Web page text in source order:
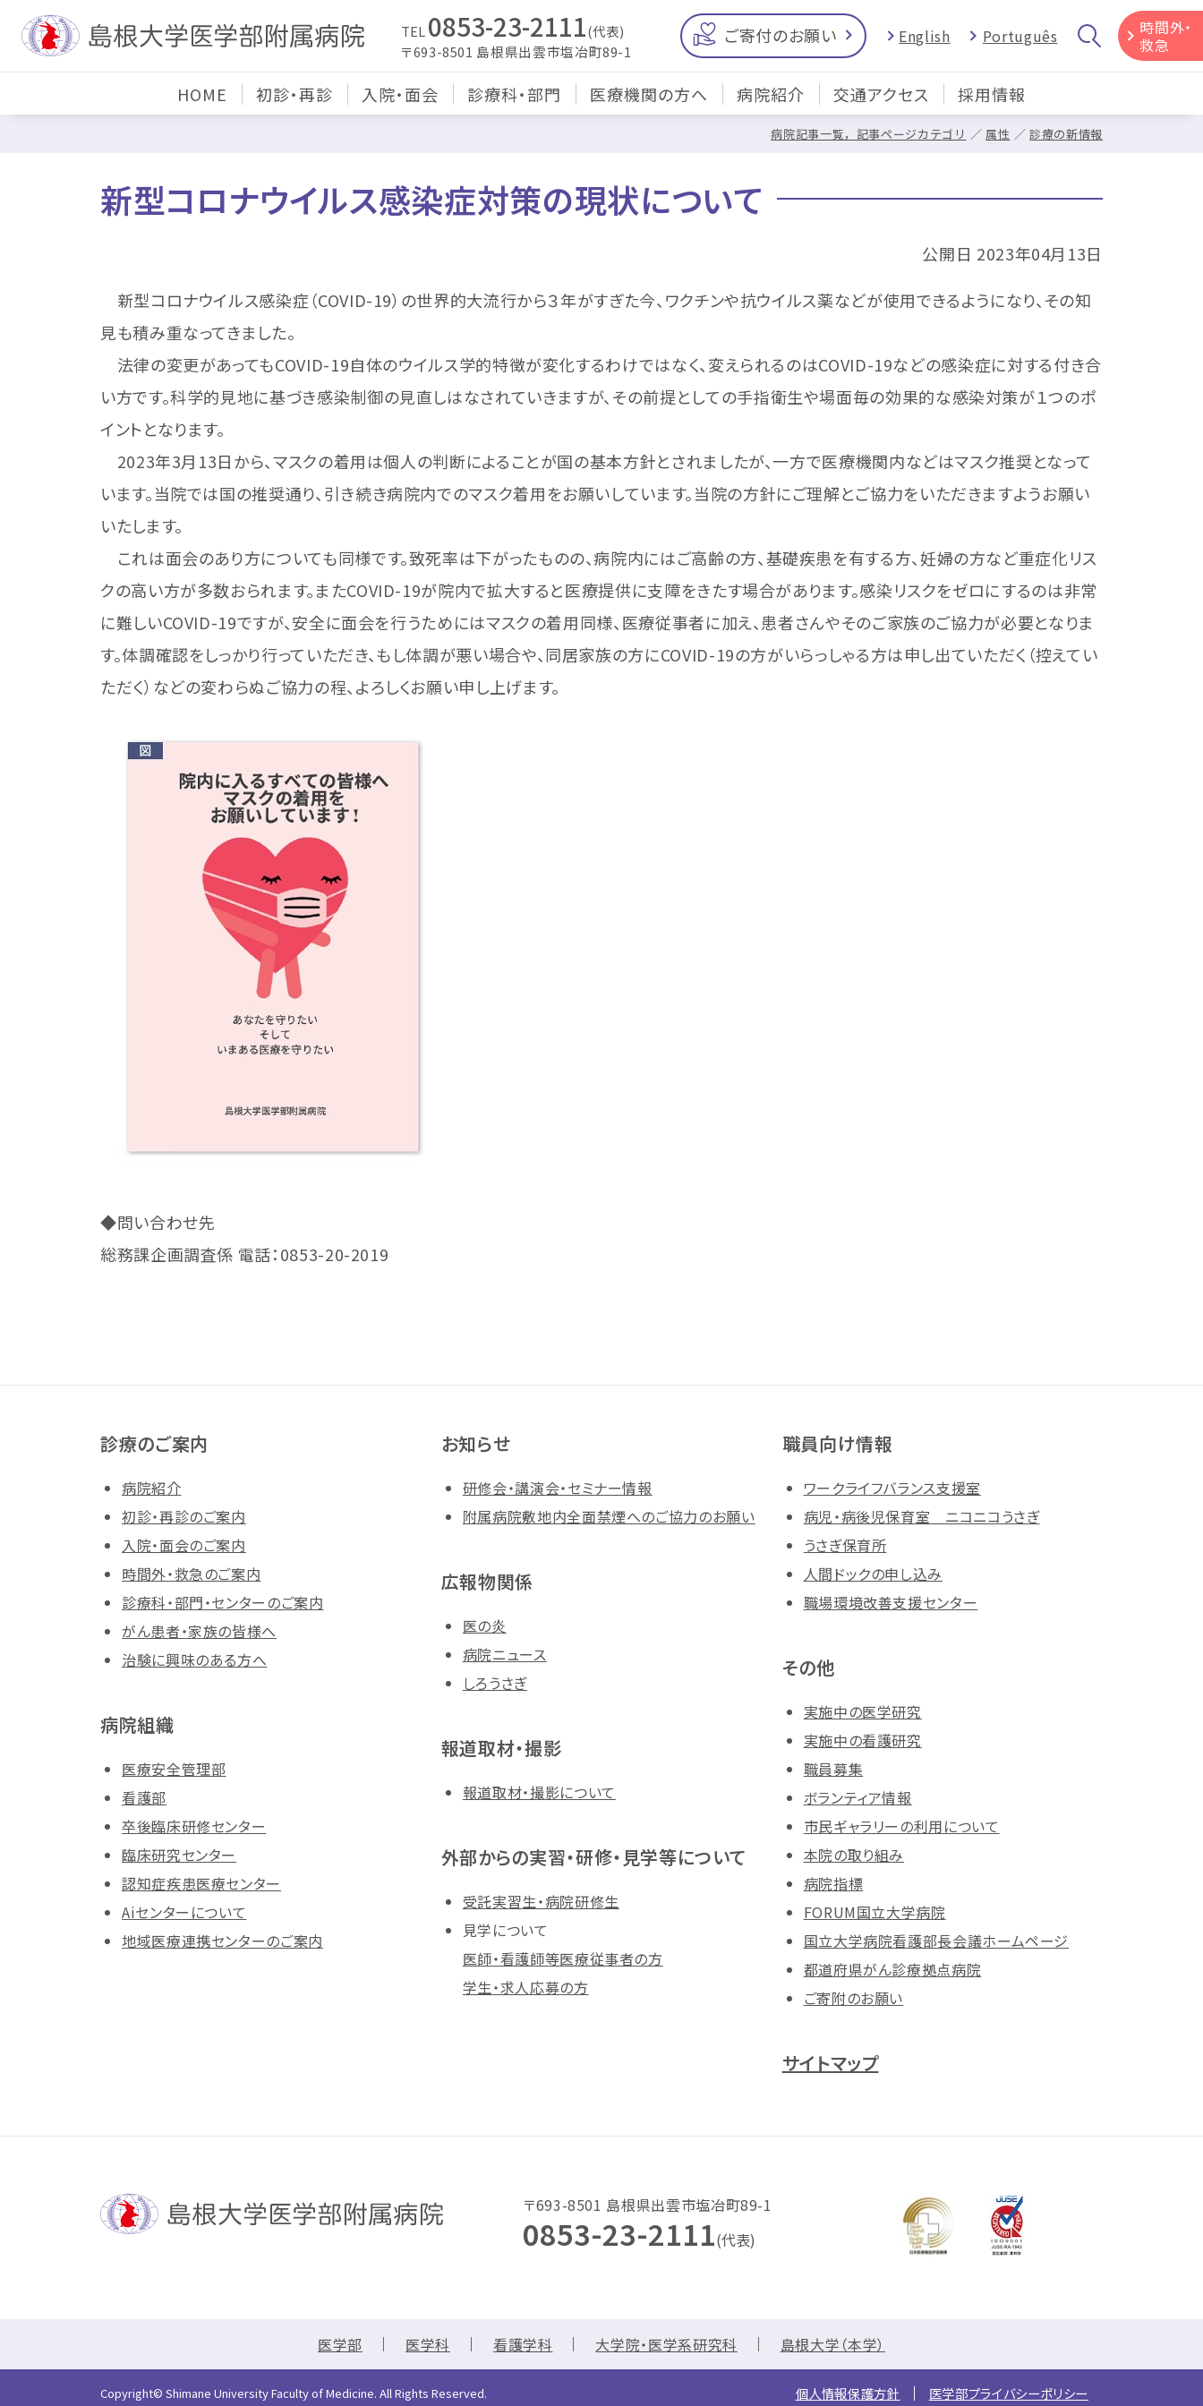
TEL 0853-23-2111(代表)
〒693-8501 島根県出雲市塩冶町89-1
ご寄付のお願い English Português
時間外・
救急
HOME 初診・再診 入院・面会 診療科・部門 医療機関の方へ 病院紹介 交通アクセス 採用情報
病院記事一覧，記事ページカテゴリ 属性 診療の新情報
新型コロナウイルス感染症対策の現状について
公開日 2023年04月13日
新型コロナウイルス感染症（COVID-19）の世界的大流行から３年がすぎた今、ワクチンや抗ウイルス薬などが使用できるようになり、その知
見も積み重なってきました。
法律の変更があってもCOVID-19自体のウイルス学的特徴が変化するわけではなく、変えられるのはCOVID-19などの感染症に対する付き合
い方です。科学的見地に基づき感染制御の見直しはなされていきますが、その前提としての手指衛生や場面毎の効果的な感染対策が１つのポ
イントとなります。
2023年3月13日から、マスクの着用は個人の判断によることが国の基本方針とされましたが、一方で医療機関内などはマスク推奨となって
います。当院では国の推奨通り、引き続き病院内でのマスク着用をお願いしています。当院の方針にご理解とご協力をいただきますようお願い
いたします。
これは面会のあり方についても同様です。致死率は下がったものの、病院内にはご高齢の方、基礎疾患を有する方、妊婦の方など重症化リス
クの高い方が多数おられます。またCOVID-19が院内で拡大すると医療提供に支障をきたす場合があります。感染リスクをゼロにするのは非常
に難しいCOVID-19ですが、安全に面会を行うためにはマスクの着用同様、医療従事者に加え、患者さんやそのご家族のご協力が必要となりま
す。体調確認をしっかり行っていただき、もし体調が悪い場合や、同居家族の方にCOVID-19の方がいらっしゃる方は申し出ていただく（控えてい
ただく）などの変わらぬご協力の程、よろしくお願い申し上げます。
◆問い合わせ先
総務課企画調査係 電話：0853-20-2019
診療のご案内
病院紹介
初診・再診のご案内
入院・面会のご案内
時間外・救急のご案内
診療科・部門・センターのご案内
がん患者・家族の皆様へ
治験に興味のある方へ
病院組織
医療安全管理部
看護部
卒後臨床研修センター
臨床研究センター
認知症疾患医療センター
Aiセンターについて
地域医療連携センターのご案内
お知らせ
研修会・講演会・セミナー情報
附属病院敷地内全面禁煙へのご協力のお願い
広報物関係
医の炎
病院ニュース
しろうさぎ
報道取材・撮影
報道取材・撮影について
外部からの実習・研修・見学等について
受託実習生・病院研修生
見学について
医師・看護師等医療従事者の方
学生・求人応募の方
職員向け情報
ワークライフバランス支援室
病児・病後児保育室 ニコニコうさぎ
うさぎ保育所
人間ドックの申し込み
職場環境改善支援センター
その他
実施中の医学研究
実施中の看護研究
職員募集
ボランティア情報
市民ギャラリーの利用について
本院の取り組み
病院指標
FORUM国立大学病院
国立大学病院看護部長会議ホームページ
都道府県がん診療拠点病院
ご寄附のお願い
サイトマップ
〒693-8501 島根県出雲市塩冶町89-1
0853-23-2111(代表)
医学部 医学科 看護学科 大学院・医学系研究科 島根大学（本学）
Copyright© Shimane University Faculty of Medicine. All Rights Reserved. 個人情報保護方針 医学部プライバシーポリシー